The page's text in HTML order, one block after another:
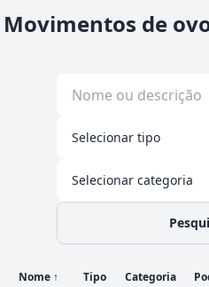
Movimentos de
Nome ↑ Tipo Categoria